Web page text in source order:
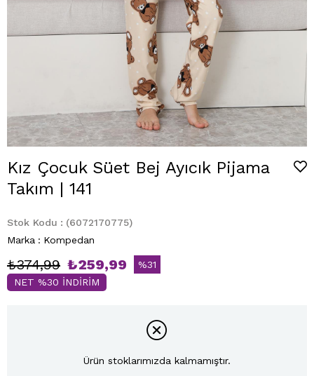
Kız Çocuk Süet Bej Ayıcık Pijama
Takım | 141
Stok Kodu
(6072170775)
Marka : Kompedan
₺374,99 ₺259,99 %31
NET %30 İNDİRİM
Ürün stoklarımızda kalmamıştır.